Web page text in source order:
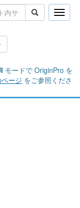
Toggle
モードで OriginPro を
ージ をご参照くださ